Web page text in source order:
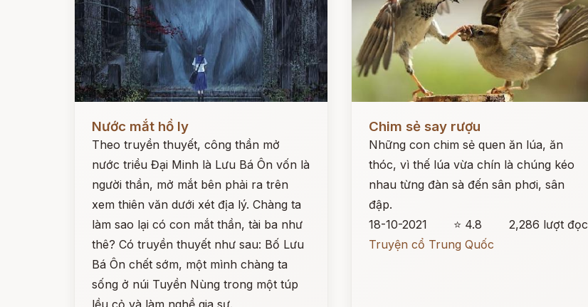
Nước mắt hồ ly
Theo truyền thuyết, công thần mở
nước triều Đại Minh là Lưu Bá Ôn vốn là
người thần, mở mắt bên phải ra trên
xem thiên văn dưới xét địa lý. Chàng ta
làm sao lại có con mắt thần, tài ba như
thê? Có truyền thuyết như sau: Bố Lưu
Bá Ôn chết sớm, một mình chàng ta
sống ở núi Tuyền Nùng trong một túp
lều cỏ và làm nghề gia sư.
Chim sẻ say rượu
Những con chim sẻ quen ăn lúa, ăn
thóc, vì thế lúa vừa chín là chúng kéo
nhau từng đàn sà đến sân phơi, sân
đập.
18-10-2021
⭐ 4.8
2,286 lượt đọc
Truyện cổ Trung Quốc